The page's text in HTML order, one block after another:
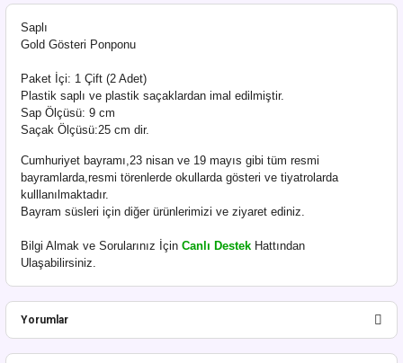
Saplı
Gold Gösteri Ponponu
Paket İçi: 1 Çift (2 Adet)
Plastik saplı ve plastik saçaklardan imal edilmiştir.
Sap Ölçüsü: 9 cm
Saçak Ölçüsü:25 cm dir.
Cumhuriyet bayramı,23 nisan ve 19 mayıs gibi tüm resmi
bayramlarda,resmi törenlerde okullarda gösteri ve tiyatrolarda
kulllanılmaktadır.
Bayram süsleri için diğer ürünlerimizi ve ziyaret ediniz.
Bilgi Almak ve Sorularınız İçin Canlı Destek Hattından
Ulaşabilirsiniz.
Yorumlar